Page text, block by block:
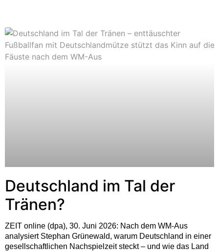
Deutschland im Tal der
Tränen?
ZEIT online (dpa), 30. Juni 2026: Nach dem WM-Aus
analysiert Stephan Grünewald, warum Deutschland in einer
gesellschaftlichen Nachspielzeit steckt – und wie das Land